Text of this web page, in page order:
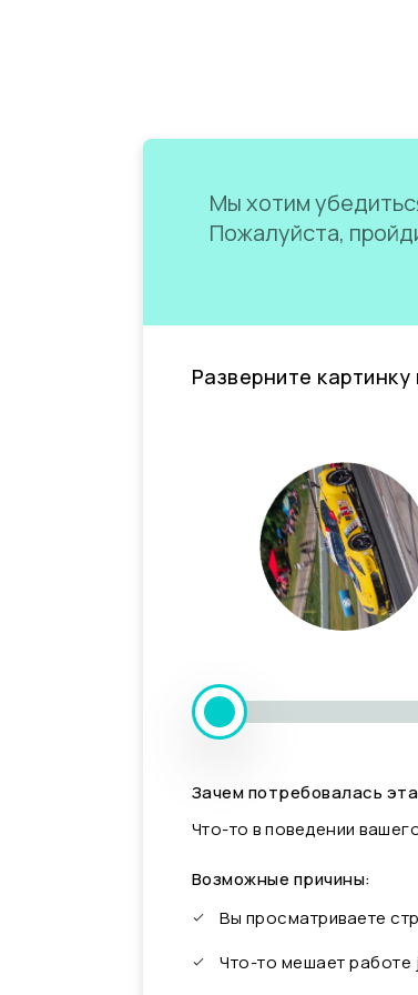
Мы хотим
Пожалуйста,
Разверните
Зачем потребовалась
Что-то в поведении
Возможные причины:
Вы просматриваете
Что-то мешает